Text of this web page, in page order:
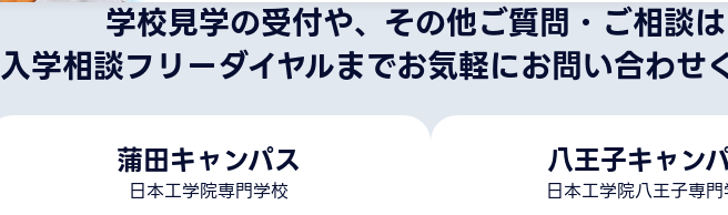
学校見学の受付や、その他ご質問・ご相談は
入学相談フリーダイヤルまでお気軽にお問い合わせ
蒲田キャンパス
日本工学院専門学校
八王子キャン
日本工学院八王子専